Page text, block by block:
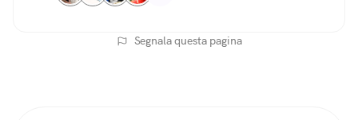
Segnala questa pagina